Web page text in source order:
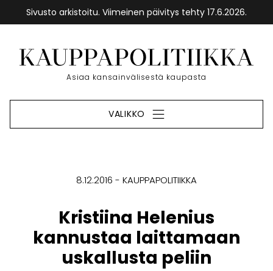
Sivusto arkistoitu. Viimeinen päivitys tehty 17.6.2026.
sisältöön
Etusivu
Asiaa kansainvälisestä kaupasta
VALIKKO
8.12.2016 KAUPPAPOLITIIKKA
Kristiina Helenius
kannustaa laittamaan
uskallusta peliin